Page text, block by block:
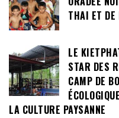
THAI ET DE
LE
STAR DES
CAMP DE
LA CULTURE PAYSANNE